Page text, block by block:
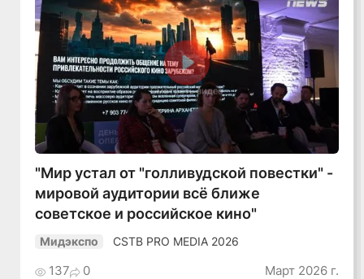
Смотреть видео
"Мир устал от "голливудской повестки" -
мировой аудитории всё ближе
советское и российское кино"
Мидэкспо CSTB PRO MEDIA 2026
137 0 Март 2026 г.